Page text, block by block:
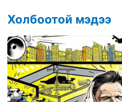
Холбоотой мэдээ